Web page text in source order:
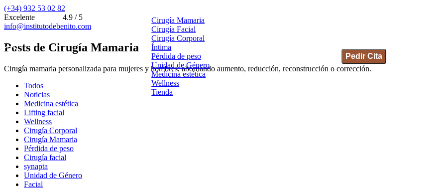
(+34) 932 53 02 82
Excelente
4.9 / 5
info@institutodebenito.com
Cirugía Mamaria
Cirugía Facial
Cirugía Corporal
Íntima
Pérdida de peso
Unidad de Género
Medicina estética
Wellness
Tienda
Pedir Cita
Posts de Cirugía Mamaria
Cirugía mamaria personalizada para mujeres y hombres, abordando aumento, reducción, reconstrucción o corrección.
Todos
Noticias
Medicina estética
Lifting facial
Wellness
Cirugía Corporal
Cirugía Mamaria
Pérdida de peso
Cirugía facial
synapta
Unidad de Género
Facial